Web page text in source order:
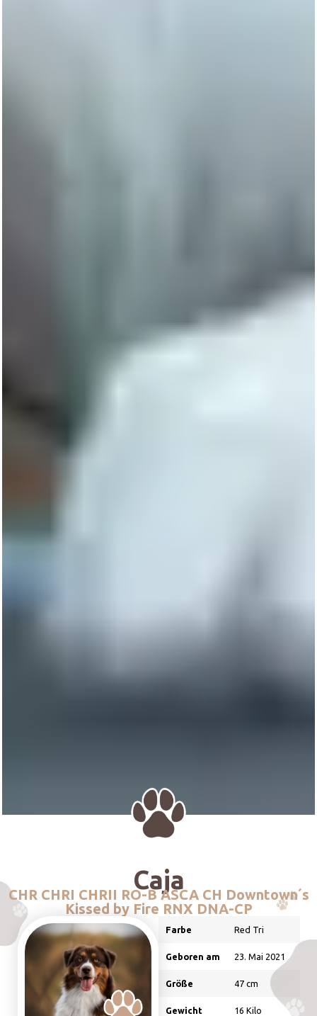
Caja
CHR CHRI CHRII RO-B ASCA CH Downtown´s
Kissed by Fire RNX DNA-CP
Farbe Red Tri
Geboren am 23. Mai 2021
Größe 47 cm
Gewicht 16 Kilo